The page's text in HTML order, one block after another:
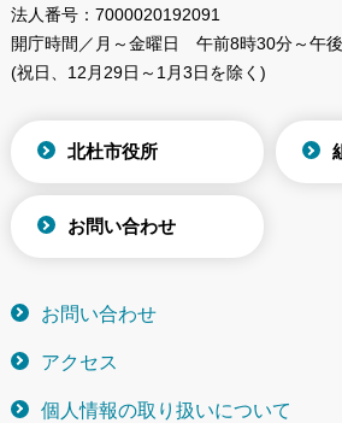
法人番号： 7000020192091
開庁時間／月～金曜日
午前8時30分～午
(祝日、12月29日～1月3日を除く)
北杜市役所
お問い合わせ
お問い合わせ
アクセス
個人情報の取り扱いについて